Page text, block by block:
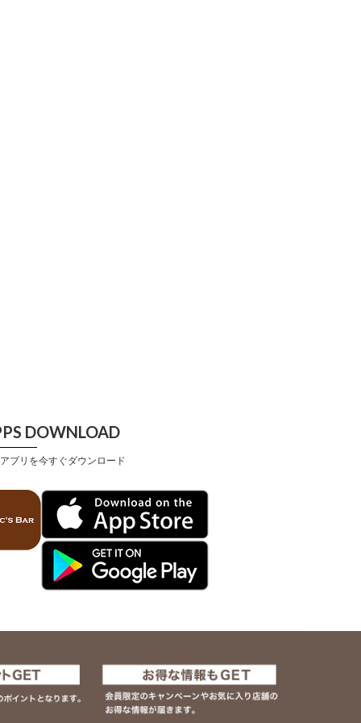
DOWNLOAD
プリを今すぐダウンロード